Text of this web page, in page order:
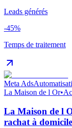
Leads générés
-45%
Temps de traitement
Meta Ads
La Maison de l Or•
La Maison de l
rachat à domicile